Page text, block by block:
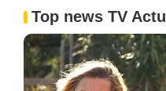
Top news TV Actu